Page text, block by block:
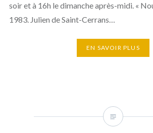
soir et à 16h le dimanche après-midi. «
1983. Julien de Saint-Cerrans…
EN SAVOIR PLUS